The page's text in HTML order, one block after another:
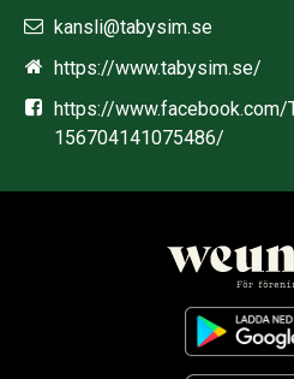
kansli@tabysim.se
https://www.tabysim.se/
https://www.facebook.com/
156704141075486/